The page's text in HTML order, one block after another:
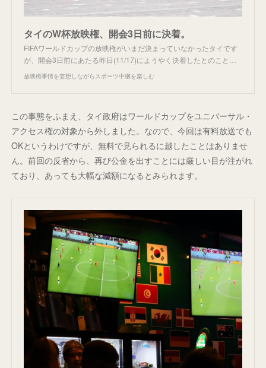
タイのW杯放映権、開会3日前に決着。
FIFAワールドカップの放映権がいまだ決まっていなかったタイです
が、開会3日前にあたる昨日(11/17)にようやく決着したとのこと…
放映権事情を妄想しながらスポーツ中継を楽しむ
この事態をふまえ、タイ政府はワールドカップをユニバーサル・
アクセス権の対象から外しました。なので、今回は有料放送でも
OKというわけですが、無料で見られるに越したことはありませ
ん。前回の反省から、再び公金を出すことには厳しい目が注がれ
ており、あっても大幅な減額になるとみられます。